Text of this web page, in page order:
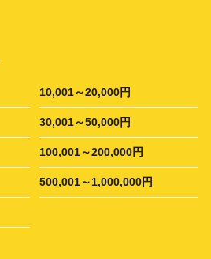
10,001～20,000円
30,001～50,000円
100,001～200,000円
500,001～1,000,000円